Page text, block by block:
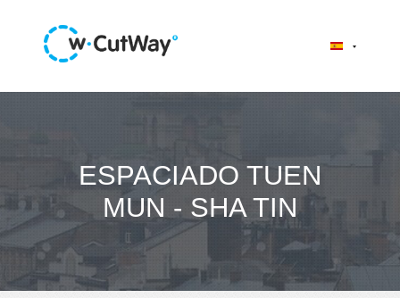
ESPACIADO TUEN
MUN - SHA TIN